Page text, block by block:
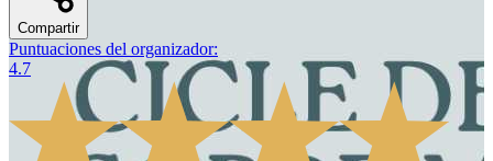
Compartir
Puntuaciones del organizador:
4.7